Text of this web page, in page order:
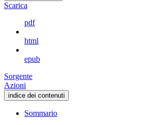
Scarica
pdf
html
epub
Sorgente
Azioni
indice dei contenuti
Sommario